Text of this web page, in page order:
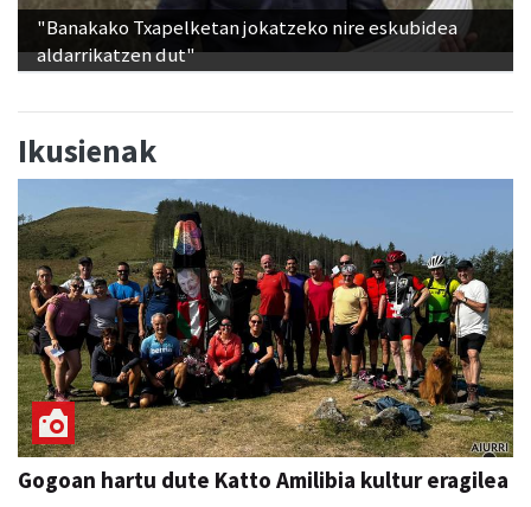
"Banakako Txapelketan jokatzeko nire eskubidea
aldarrikatzen dut"
Ikusienak
Gogoan hartu dute Katto Amilibia kultur eragilea